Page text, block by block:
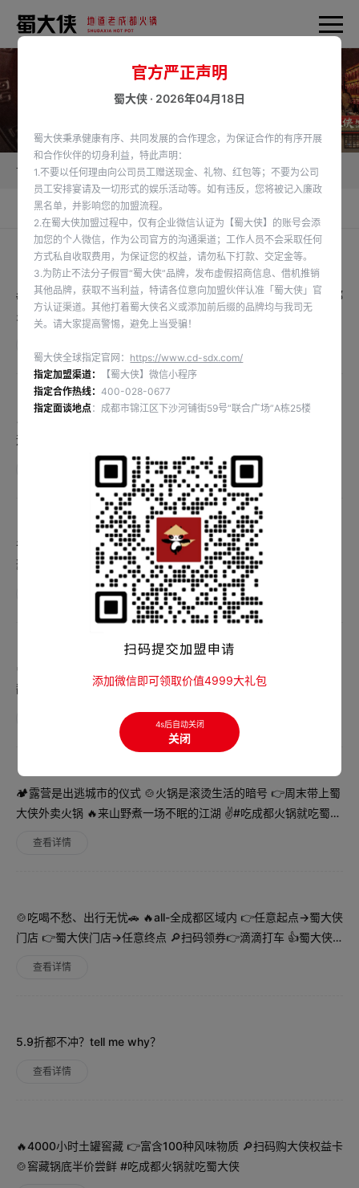
首页 蜀大侠新闻 品牌资讯
品牌大数据
#劳动节 🧗‍♀️人生没有彩排✨ 每一个拼搏的瞬间都值得记录 #吃成都
火锅就吃蜀大侠 🍲
🍤虾玩一夏·一起开涮 🔎用DeepSeek测幸运色 吃与你更适配的幸
运虾滑 🍲DIY产品当餐可涮~ #五一#吃成都火锅就吃蜀大侠
谷雨｜百谷生、热气腾 🌨春天的最后一场雨🍃 🔥最适合沸腾的相
聚🔥 #吃成都火锅就吃蜀大侠
🍲一锅煮沸江湖味 👉6大招牌特色菜品 👉午市9.9元不限量 🔥让
翻滚的红油治愈忙碌 👉#吃成都火锅就吃蜀大侠
🏕️露营是出逃城市的仪式 🍲火锅是滚烫生活的暗号 👉周末带上蜀
大侠外卖火锅 🔥来山野煮一场不眠的江湖 ✌#吃成都火锅就吃蜀大
查看详情
🍲吃喝不愁、出行无忧🚗 🔥all-全成都区域内 👉任意起点→蜀大侠
门店 👉蜀大侠门店→任意终点 🔎扫码领券👉滴滴打车 👍蜀大侠
查看详情
5.9折都不冲？tell me why？
查看详情
🔥4000小时土罐窖藏 👉富含100种风味物质 🔎扫码购大侠权益卡
🍲窖藏锅底半价尝鲜 #吃成都火锅就吃蜀大侠
官方严正声明
蜀大侠 · 2026年04月18日
蜀大侠秉承健康有序、共同发展的合作理念，为保证合作的有序开展
和合作伙伴的切身利益，特此声明：
1.不要以任何理由向公司员工赠送现金、礼物、红包等；不要为公司
员工安排宴请及一切形式的娱乐活动等。如有违反，您将被记入廉政
黑名单，并影响您的加盟流程。
2.在蜀大侠加盟过程中，仅有企业微信认证为【蜀大侠】的账号会添
加您的个人微信，作为公司官方的沟通渠道；工作人员不会采取任何
方式私自收取费用，为保证您的权益，请勿私下打款、交定金等。
3.为防止不法分子假冒“蜀大侠”品牌，发布虚假招商信息、借机推销
其他品牌，获取不当利益，特请各位意向加盟伙伴认准「蜀大侠」官
方认证渠道。其他打着蜀大侠名义或添加前后缀的品牌均与我司无
关。请大家提高警惕，避免上当受骗！
蜀大侠全球指定官网： https://www.cd-sdx.com/
指定加盟渠道：
【蜀大侠】微信小程序
指定合作热线：400-028-0677
指定面谈地点 ：成都市锦江区下沙河铺街59号“联合广场”A栋25楼
添加微信即可领取价值4999大礼包
4s后自动关闭
关闭